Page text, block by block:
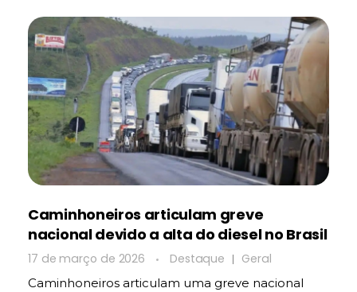
Caminhoneiros articulam greve
nacional devido a alta do diesel no Brasil
17 de março de 2026 Destaque Geral
Caminhoneiros articulam uma greve nacional